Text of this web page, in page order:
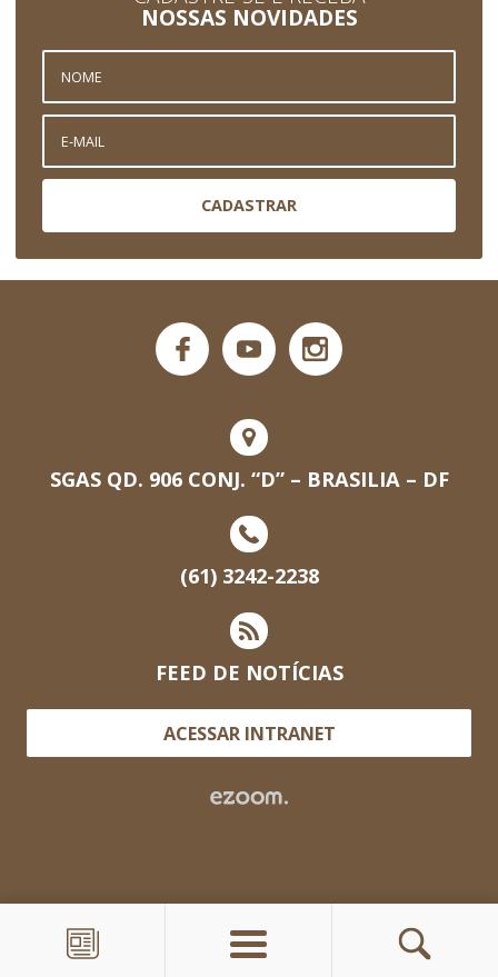
NOSSAS NOVIDADES
CADASTRAR
SGAS QD. 906 CONJ. “D” – BRASILIA – DF
(61) 3242-2238
FEED DE NOTÍCIAS
ACESSAR INTRANET